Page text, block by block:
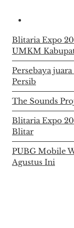
Blitaria Expo
UMKM
Persebaya
Persib
The Sounds
Blitaria Expo
Blitar
PUBG Mobile
Agustus Ini